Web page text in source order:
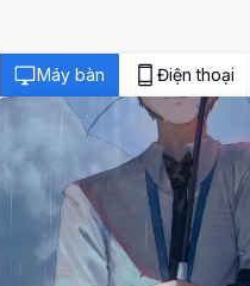
Máy bàn Điện thoại